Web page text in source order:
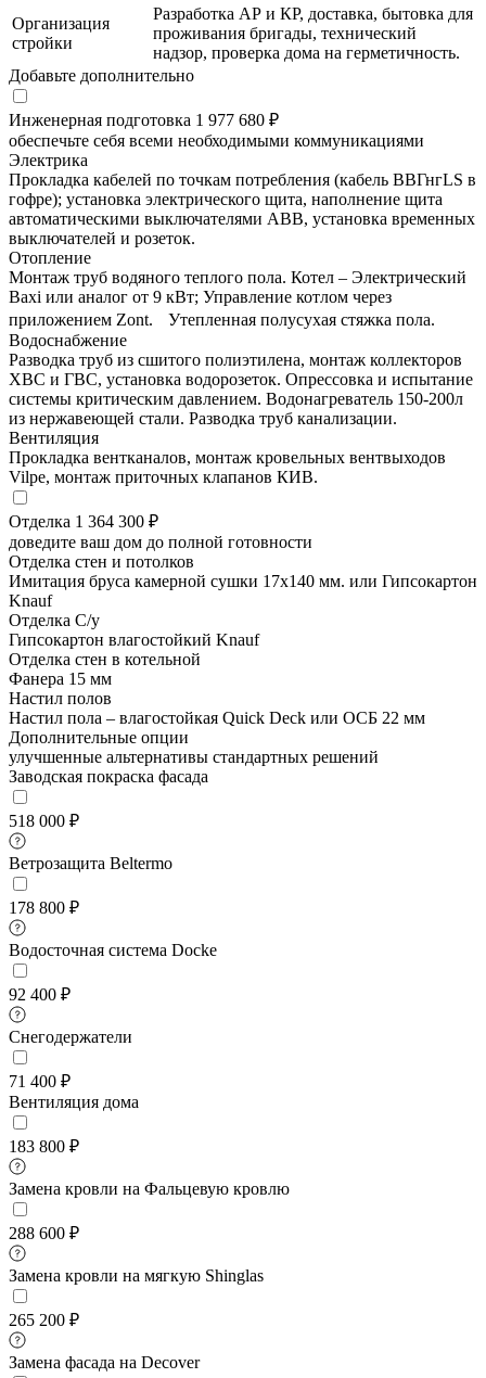
Организация
стройки
Разработка АР и КР, доставка, бытовка для
проживания бригады, технический
надзор, проверка дома на герметичность.
Добавьте дополнительно
Инженерная подготовка 1 977 680 ₽
обеспечьте себя всеми необходимыми коммуникациями
Электрика
Прокладка кабелей по точкам потребления (кабель ВВГнгLS в
гофре); установка электрического щита, наполнение щита
автоматическими выключателями ABB, установка временных
выключателей и розеток.
Отопление
Монтаж труб водяного теплого пола. Котел – Электрический
Baxi или аналог от 9 кВт; Управление котлом через
приложением Zont. Утепленная полусухая стяжка пола.
Водоснабжение
Разводка труб из сшитого полиэтилена, монтаж коллекторов
ХВС и ГВС, установка водорозеток. Опрессовка и испытание
системы критическим давлением. Водонагреватель 150-200л
из нержавеющей стали. Разводка труб канализации.
Вентиляция
Прокладка вентканалов, монтаж кровельных вентвыходов
Vilpe, монтаж приточных клапанов КИВ.
Отделка 1 364 300 ₽
доведите ваш дом до полной готовности
Отделка стен и потолков
Имитация бруса камерной сушки 17х140 мм. или Гипсокартон
Knauf
Отделка С/у
Гипсокартон влагостойкий Knauf
Отделка стен в котельной
Фанера 15 мм
Настил полов
Настил пола – влагостойкая Quick Deck или ОСБ 22 мм
Дополнительные опции
улучшенные альтернативы стандартных решений
Заводская покраска фасада
518 000 ₽
Ветрозащита Beltermo
178 800 ₽
Водосточная система Docke
92 400 ₽
Снегодержатели
71 400 ₽
Вентиляция дома
183 800 ₽
Замена кровли на Фальцевую кровлю
288 600 ₽
Замена кровли на мягкую Shinglas
265 200 ₽
Замена фасада на Decover